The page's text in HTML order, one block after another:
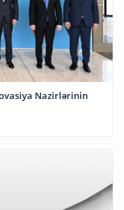
Nazirlərinin